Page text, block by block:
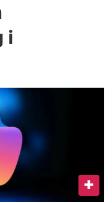
i